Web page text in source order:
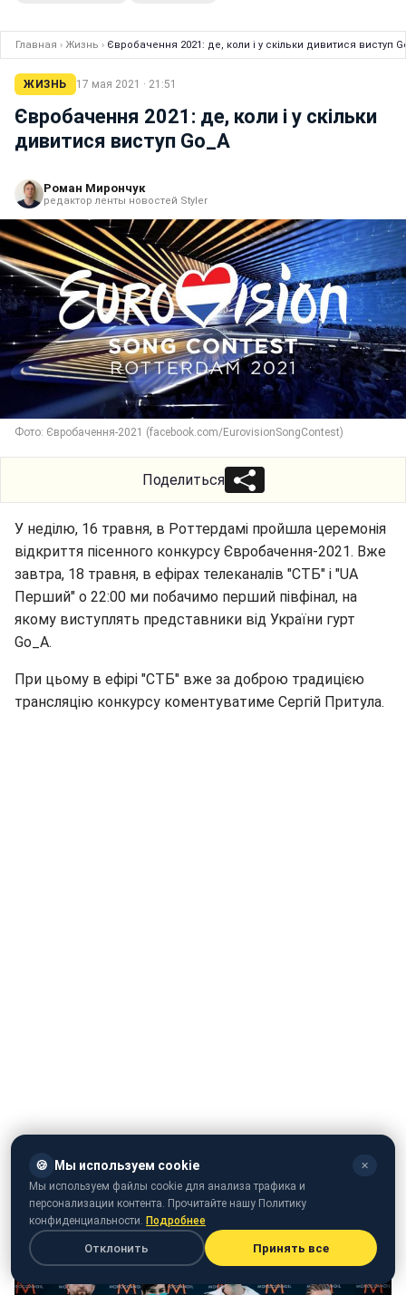
Главная › Жизнь › Євробачення 2021: де, коли і у скільки дивитися виступ
ЖИЗНЬ 17 мая 2021 · 21:51
Євробачення 2021: де, коли і у скільки
дивитися виступ Go_A
Роман Мирончук
редактор ленты новостей Styler
Фото: Євробачення-2021 (facebook.com/EurovisionSongContest)
Поделиться
У неділю, 16 травня, в Роттердамі пройшла церемонія
відкриття пісенного конкурсу Євробачення-2021. Вже
завтра, 18 травня, в ефірах телеканалів "СТБ" і "UA
Перший" о 22:00 ми побачимо перший півфінал, на
якому виступлять представники від України гурт
Gо_А.
При цьому в ефірі "СТБ" вже за доброю традицією
трансляцію конкурсу коментуватиме Сергій Притула.
Представники від України, гурт Gо_A, були у
футуристичних костюмах українського бренду Gora
Gala.
🍪 Мы используем cookie ✕
Мы используем файлы cookie для анализа трафика и
персонализации контента. Прочитайте нашу Политику
конфиденциальности. Подробнее
Отклонить Принять все